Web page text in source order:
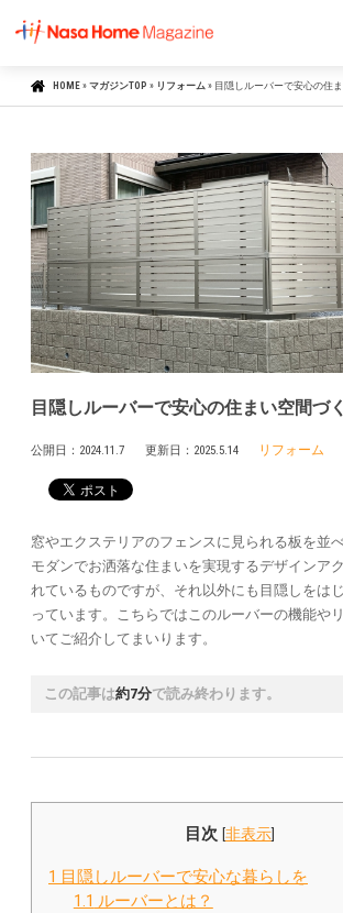
HOME » マガジンTOP » リフォーム » 目隠しルーバーで安心の住
目隠しルーバーで安心の住まい空間づ
公開日： 2024.11.7 更新日： 2025.5.14 リフォーム
窓やエクステリアのフェンスに見られる板を並
モダンでお洒落な住まいを実現するデザインア
れているものですが、それ以外にも目隠しをは
っています。こちらではこのルーバーの機能や
いてご紹介してまいります。
この記事は約7分で読み終わります。
目次 [非表示]
1 目隠しルーバーで安心な暮らしを
1.1 ルーバーとは？